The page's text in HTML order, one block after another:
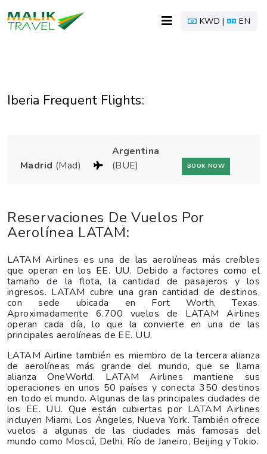
KWD | EN
Iberia Frequent Flights:
Madrid (Mad)
Argentina
(BUE)
BOOK NOW
Reservaciones De Vuelos Por
Aerolínea LATAM:
LATAM Airlines es una de las aerolíneas más creíbles
que operan en los EE. UU. Debido a factores como el
tamaño de la flota, la cantidad de pasajeros y los
ingresos. LATAM cubre una gran cantidad de destinos,
con sede ubicada en Fort Worth, Texas.
Aproximadamente 6.700 vuelos de LATAM Airlines
operan cada día, lo que la convierte en una de las
principales aerolíneas de EE. UU.
LATAM Airline también es miembro de la tercera alianza
de aerolíneas más grande del mundo, que se llama
alianza OneWorld. LATAM Airlines mantiene sus
operaciones en unos 50 países y conecta 350 destinos
en todo el mundo. Algunas de las principales ciudades de
los EE. UU. Que están cubiertas por LATAM Airlines
incluyen Miami, Los Ángeles, Nueva York. También ofrece
vuelos a algunas de las ciudades más famosas del
mundo como Moscú, Delhi, Río de Janeiro, Beijing y Tokio.